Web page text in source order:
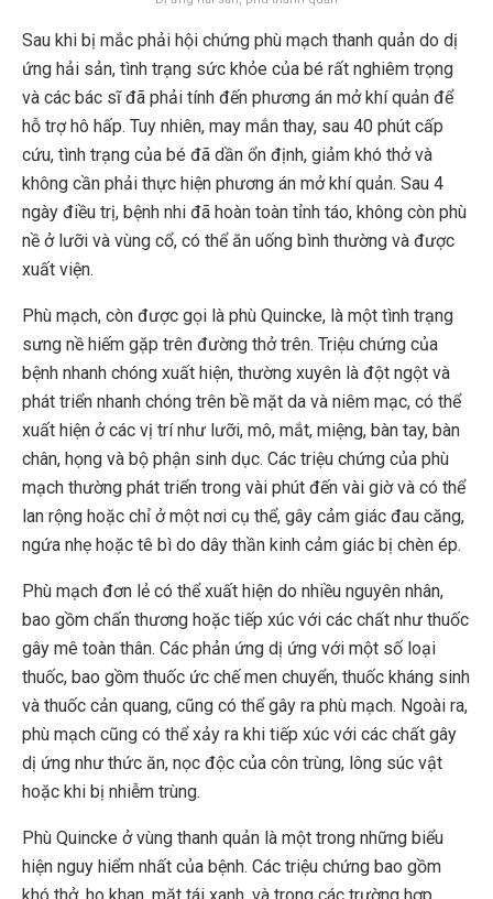
Sau khi bị mắc phải hội chứng phù mạch thanh quản do dị
ứng hải sản, tình trạng sức khỏe của bé rất nghiêm trọng
và các bác sĩ đã phải tính đến phương án mở khí quản để
hỗ trợ hô hấp. Tuy nhiên, may mắn thay, sau 40 phút cấp
cứu, tình trạng của bé đã dần ổn định, giảm khó thở và
không cần phải thực hiện phương án mở khí quản. Sau 4
ngày điều trị, bệnh nhi đã hoàn toàn tỉnh táo, không còn phù
nề ở lưỡi và vùng cổ, có thể ăn uống bình thường và được
xuất viện.
Phù mạch, còn được gọi là phù Quincke, là một tình trạng
sưng nề hiếm gặp trên đường thở trên. Triệu chứng của
bệnh nhanh chóng xuất hiện, thường xuyên là đột ngột và
phát triển nhanh chóng trên bề mặt da và niêm mạc, có thể
xuất hiện ở các vị trí như lưỡi, mô, mắt, miệng, bàn tay, bàn
chân, họng và bộ phận sinh dục. Các triệu chứng của phù
mạch thường phát triển trong vài phút đến vài giờ và có thể
lan rộng hoặc chỉ ở một nơi cụ thể, gây cảm giác đau căng,
ngứa nhẹ hoặc tê bì do dây thần kinh cảm giác bị chèn ép.
Phù mạch đơn lẻ có thể xuất hiện do nhiều nguyên nhân,
bao gồm chấn thương hoặc tiếp xúc với các chất như thuốc
gây mê toàn thân. Các phản ứng dị ứng với một số loại
thuốc, bao gồm thuốc ức chế men chuyển, thuốc kháng sinh
và thuốc cản quang, cũng có thể gây ra phù mạch. Ngoài ra,
phù mạch cũng có thể xảy ra khi tiếp xúc với các chất gây
dị ứng như thức ăn, nọc độc của côn trùng, lông súc vật
hoặc khi bị nhiễm trùng.
Phù Quincke ở vùng thanh quản là một trong những biểu
hiện nguy hiểm nhất của bệnh. Các triệu chứng bao gồm